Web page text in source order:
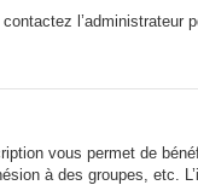
l’administrateur
vous permet de
à des groupes, etc.